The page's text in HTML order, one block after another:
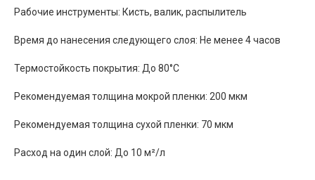
Рабочие инструменты: Кисть, валик, распылитель
Время до нанесения следующего слоя: Не менее 4 часов
Термостойкость покрытия: До 80°С
Рекомендуемая толщина мокрой пленки: 200 мкм
Рекомендуемая толщина сухой пленки: 70 мкм
Расход на один слой: До 10 м²/л